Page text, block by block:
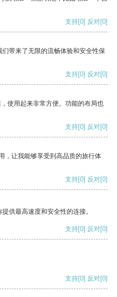
支持[0] 反对[0]
带来了无限的流畅体验和安全性保
支持[0] 反对[0]
使用起来非常方便。功能的布局也
支持[0] 反对[0]
，让我能够享受到高品质的旅行体
支持[0] 反对[0]
供最高速度和安全性的连接。
支持[0] 反对[0]
支持[0] 反对[0]